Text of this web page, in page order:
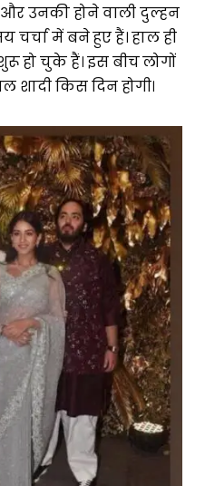
उनकी होने वाली दुल्हन
चर्चा में बने हुए हैं। हाल ही
हो चुके हैं। इस बीच लोगों
किस दिन होगी।